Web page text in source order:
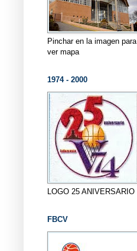
Pinchar en la imagen para
ver mapa
1974 - 2000
LOGO 25 ANIVERSARIO
FBCV